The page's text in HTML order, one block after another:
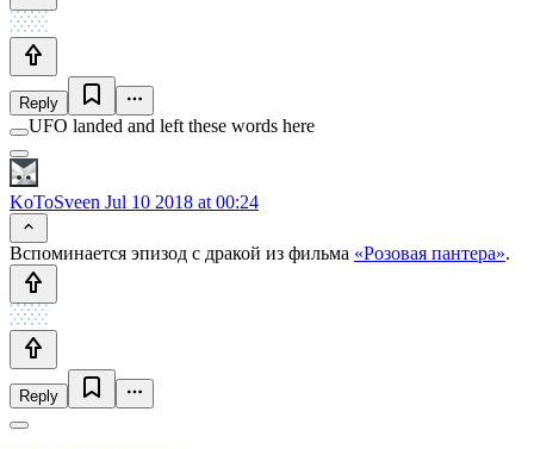
Reply
UFO landed and left these words here
KoToSveen Jul 10 2018 at 00:24
Вспоминается эпизод с дракой из фильма «Розовая пантера».
Reply